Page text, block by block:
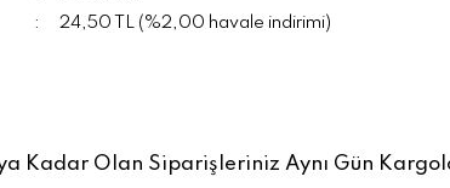
24,50 TL (%2,00 havale indirimi)
Kadar Olan Siparişleriniz Aynı Gün